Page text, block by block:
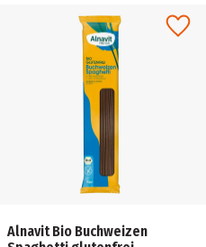
Alnavit Bio Buchweizen